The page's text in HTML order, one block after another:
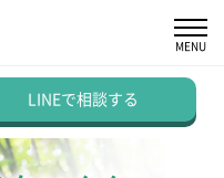
LINEで相談する